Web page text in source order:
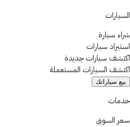
السيارات
شراء سيارة
استيراد سيارات
اكتشف سيارات جديدة
اكتشف السيارات المستعملة
بيع سياراتك
خدمات
سعر السوق